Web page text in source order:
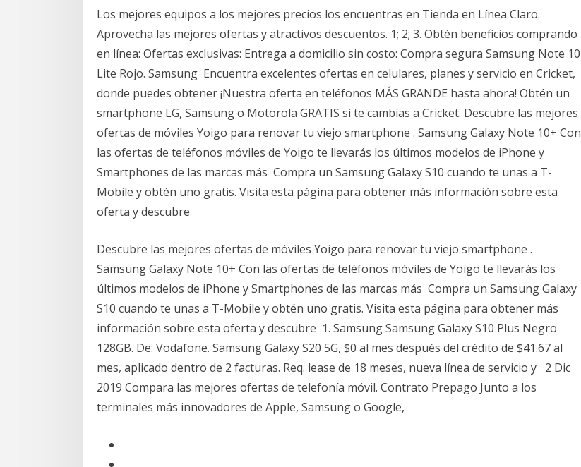
Los mejores equipos a los mejores precios los encuentras en Tienda en Línea Claro.
Aprovecha las mejores ofertas y atractivos descuentos. 1; 2; 3. Obtén beneficios comprando
en línea: Ofertas exclusivas: Entrega a domicilio sin costo: Compra segura Samsung Note 10
Lite Rojo. Samsung Encuentra excelentes ofertas en celulares, planes y servicio en Cricket,
donde puedes obtener ¡Nuestra oferta en teléfonos MÁS GRANDE hasta ahora! Obtén un
smartphone LG, Samsung o Motorola GRATIS si te cambias a Cricket. Descubre las mejores
ofertas de móviles Yoigo para renovar tu viejo smartphone . Samsung Galaxy Note 10+ Con
las ofertas de teléfonos móviles de Yoigo te llevarás los últimos modelos de iPhone y
Smartphones de las marcas más Compra un Samsung Galaxy S10 cuando te unas a T-
Mobile y obtén uno gratis. Visita esta página para obtener más información sobre esta
oferta y descubre
Descubre las mejores ofertas de móviles Yoigo para renovar tu viejo smartphone .
Samsung Galaxy Note 10+ Con las ofertas de teléfonos móviles de Yoigo te llevarás los
últimos modelos de iPhone y Smartphones de las marcas más Compra un Samsung Galaxy
S10 cuando te unas a T-Mobile y obtén uno gratis. Visita esta página para obtener más
información sobre esta oferta y descubre 1. Samsung Samsung Galaxy S10 Plus Negro
128GB. De: Vodafone. Samsung Galaxy S20 5G, $0 al mes después del crédito de $41.67 al
mes, aplicado dentro de 2 facturas. Req. lease de 18 meses, nueva línea de servicio y 2 Dic
2019 Compara las mejores ofertas de telefonía móvil. Contrato Prepago Junto a los
terminales más innovadores de Apple, Samsung o Google,